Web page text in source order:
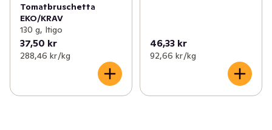
Tomatbruschetta
EKO/KRAV
130 g, Itigo
37,50 kr
288,46 kr /kg
46,33 kr
92,66 kr /kg